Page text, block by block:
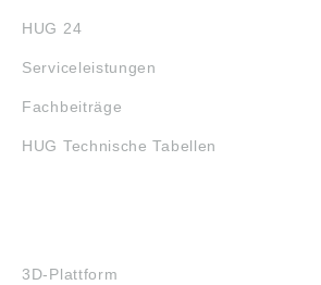
HUG 24
Serviceleistungen
Fachbeiträge
HUG Technische Tabellen
3D-Plattform